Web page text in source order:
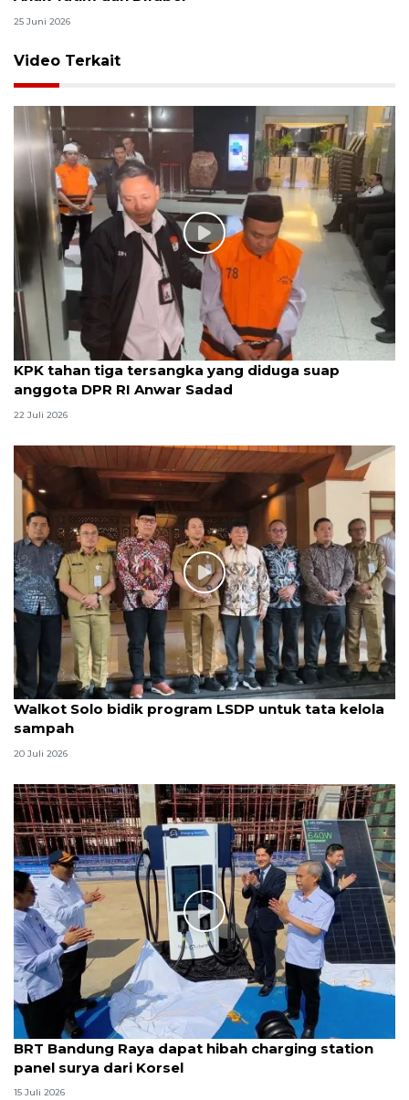
25 Juni 2026
Video Terkait
KPK tahan tiga tersangka yang diduga suap
anggota DPR RI Anwar Sadad
22 Juli 2026
Walkot Solo bidik program LSDP untuk tata kelola
sampah
20 Juli 2026
BRT Bandung Raya dapat hibah charging station
panel surya dari Korsel
15 Juli 2026